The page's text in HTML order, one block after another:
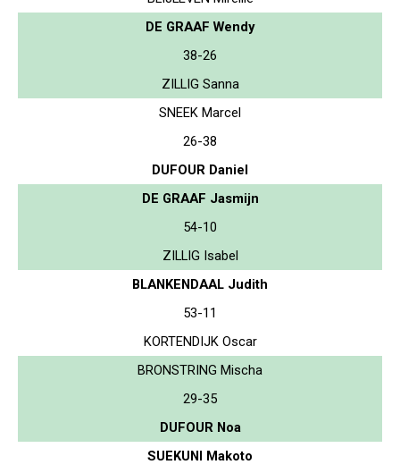
DE GRAAF Wendy
38-26
ZILLIG Sanna
SNEEK Marcel
26-38
DUFOUR Daniel
DE GRAAF Jasmijn
54-10
ZILLIG Isabel
BLANKENDAAL Judith
53-11
KORTENDIJK Oscar
BRONSTRING Mischa
29-35
DUFOUR Noa
SUEKUNI Makoto